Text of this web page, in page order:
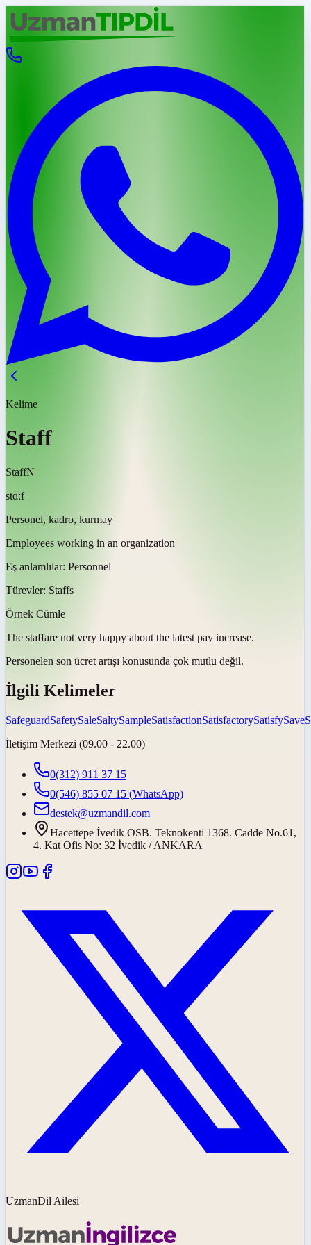
Kelime
Staff
StaffN
stɑːf
Personel, kadro, kurmay
Employees working in an organization
Eş anlamlılar: Personnel
Türevler: Staffs
Örnek Cümle
The staffare not very happy about the latest pay increase.
Personelen son ücret artışı konusunda çok mutlu değil.
İlgili Kelimeler
SafeguardSafetySaleSaltySampleSatisfactionSatisfactorySatisfySave
İletişim Merkezi (09.00 - 22.00)
0(312) 911 37 15
0(546) 855 07 15 (WhatsApp)
destek@uzmandil.com
Hacettepe İvedik OSB. Teknokenti 1368. Cadde No.61,
4. Kat Ofis No: 32 İvedik / ANKARA
UzmanDil Ailesi